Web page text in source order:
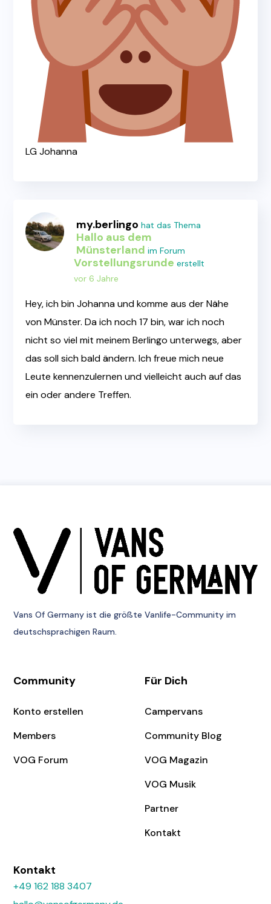
LG Johanna
my.berlingo hat das Thema
Hallo aus dem
Münsterland im Forum
Vorstellungsrunde erstellt
vor 6 Jahre
Hey, ich bin Johanna und komme aus der Nähe
von Münster. Da ich noch 17 bin, war ich noch
nicht so viel mit meinem Berlingo unterwegs, aber
das soll sich bald ändern. Ich freue mich neue
Leute kennenzulernen und vielleicht auch auf das
ein oder andere Treffen.
Vans Of Germany ist die größte Vanlife-Community im
deutschsprachigen Raum.
Community
Konto erstellen
Members
VOG Forum
Für Dich
Campervans
Community Blog
VOG Magazin
VOG Musik
Partner
Kontakt
Kontakt
+49 162 188 3407